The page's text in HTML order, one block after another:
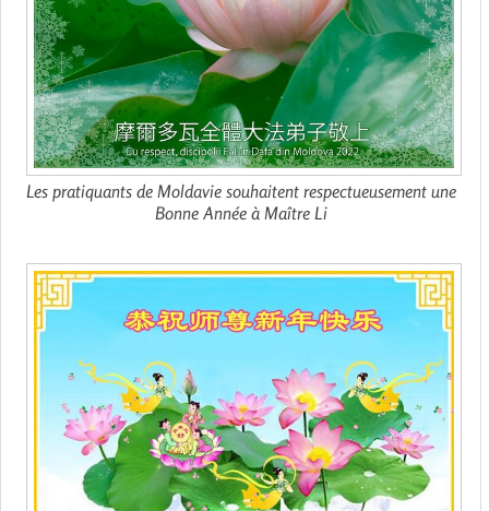
Les pratiquants de Moldavie souhaitent respectueusement une
Bonne Année à Maître Li